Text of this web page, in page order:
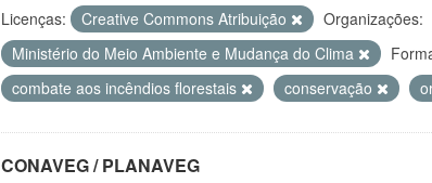
Licenças: Creative Commons Atribuição
Organizações:
Ministério do Meio Ambiente e Mudança do Clima
combate aos incêndios florestais
conservação
CONAVEG / PLANAVEG